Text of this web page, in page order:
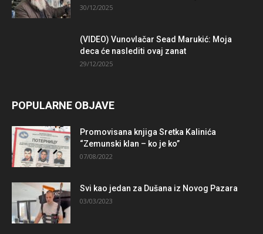
30/12/2025
(VIDEO) Vunovlačar Sead Marukić: Moja
deca će naslediti ovaj zanat
29/12/2025
POPULARNE OBJAVE
Promovisana knjiga Sretka Kalinića
“Zemunski klan – ko je ko”
07/08/2022
Svi kao jedan za Dušana iz Novog Pazara
03/03/2023